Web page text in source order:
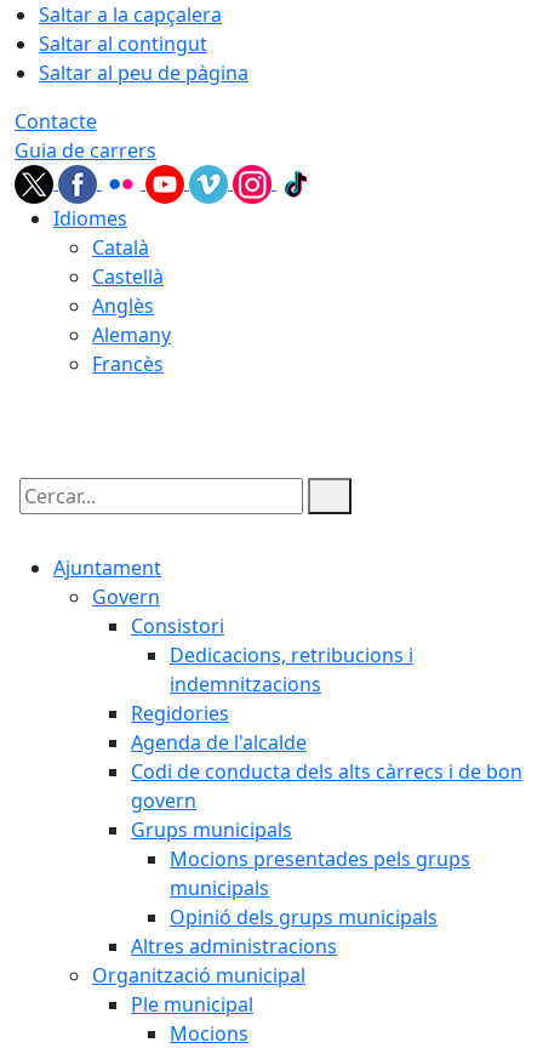
Saltar a la capçalera
Saltar al contingut
Saltar al peu de pàgina
Contacte
Guia de carrers
Idiomes
Català
Castellà
Anglès
Alemany
Francès
Cercar:
Ajuntament
Govern
Consistori
Dedicacions, retribucions i
indemnitzacions
Regidories
Agenda de l'alcalde
Codi de conducta dels alts càrrecs i de bon
govern
Grups municipals
Mocions presentades pels grups
municipals
Opinió dels grups municipals
Altres administracions
Organització municipal
Ple municipal
Mocions